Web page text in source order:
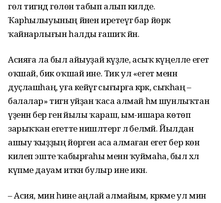
гөл тигәндә гөлөн табып алып килде.
Ҡарһылыуының йәнен иретеүгә бар йөрәк
ҡайнарлығын һалды ғашиҡ йән.
Асияға ла был айыуҙай кәүҙәле, асыҡ күңелле егет
оҡшай, бик оҡшай ине. Тик ул «егет менән
дуҫлашһаң, уға кейәүгә сығырға кәрәк, сыҡһаң –
балалар» тигән уйҙан ҡаса алмай һәм шунлыҡтан
үҙенән бер генә йылы ҡараш, ым-ишара көтөп
зарыҡҡан егетте нишләтергә лә белмәй. Йылдан
ашыу ҡыҙҙың йөрәген аса алмаған егет бер көн
килеп эште ҡабырғаһы менән ҡуймаһа, был хәл
күпме дауам иткән булыр ине икән.
– Асия, мин һине аңлай алмайым, кәрәкме ул мин